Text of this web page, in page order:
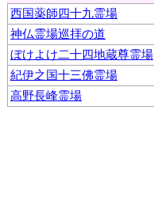
西国薬師四十九霊場
神仏霊場巡拝の道
ぼけよけ二十四地蔵尊霊場
紀伊之国十三佛霊場
高野長峰霊場